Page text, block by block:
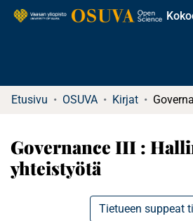
Etusivu OSUVA Kirjat
Governance III :
yhteistyötä
Tietueen suppeat